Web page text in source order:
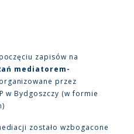
zapisów na
mediatorem-
przez
w Bydgoszczy (w formie
zostało wzbogacone